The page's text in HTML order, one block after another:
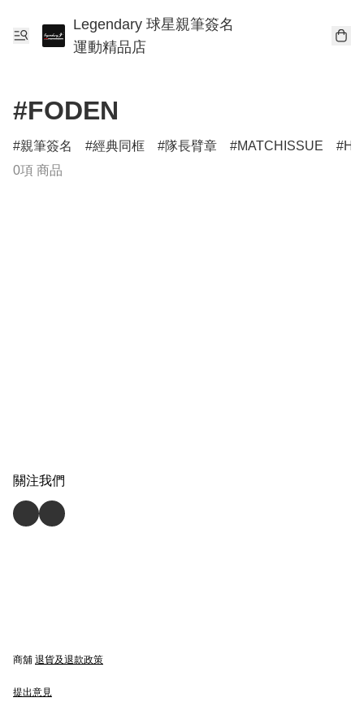
Legendary 球星親筆簽名
運動精品店
#FODEN
親筆簽名 經典同框 隊長臂章 MATCHISSUE
0項 商品
關注我們
商舖 退貨及退款政策
提出意見